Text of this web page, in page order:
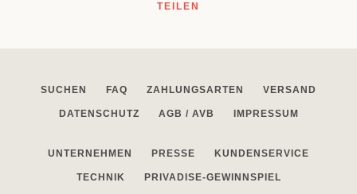
TEILEN
SUCHEN FAQ ZAHLUNGSARTEN VERSAND
DATENSCHUTZ AGB / AVB IMPRESSUM
UNTERNEHMEN PRESSE KUNDENSERVICE
TECHNIK PRIVADISE-GEWINNSPIEL